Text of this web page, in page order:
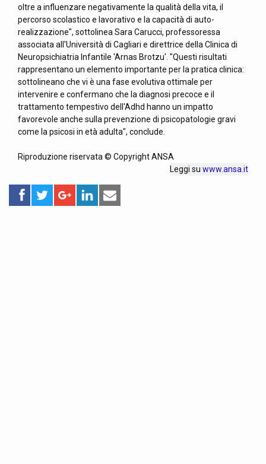
oltre a influenzare negativamente la qualità della vita, il
percorso scolastico e lavorativo e la capacità di auto-
realizzazione", sottolinea Sara Carucci, professoressa
associata all'Università di Cagliari e direttrice della Clinica di
Neuropsichiatria Infantile 'Arnas Brotzu'. "Questi risultati
rappresentano un elemento importante per la pratica clinica:
sottolineano che vi è una fase evolutiva ottimale per
intervenire e confermano che la diagnosi precoce e il
trattamento tempestivo dell'Adhd hanno un impatto
favorevole anche sulla prevenzione di psicopatologie gravi
come la psicosi in età adulta", conclude.
Riproduzione riservata © Copyright ANSA
Leggi su www.ansa.it